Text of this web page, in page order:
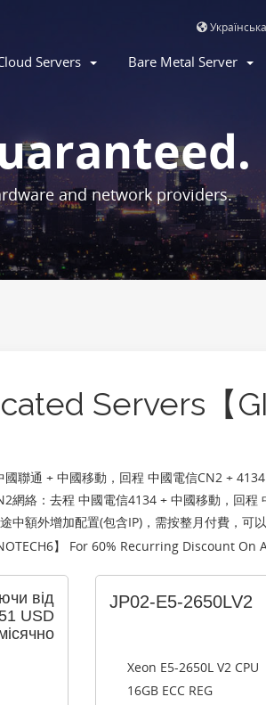
Українська
Servers Bare Metal Server
and network providers.
Servers【
聯通 + 中國移動，回程 中國電信CN2 +
網絡：去程 中國電信4134 + 中國移動，回
中額外增加配置(包含IP)，需按整月付費，可
】 For 60% Recurring Discount On
від
USD
JP02-E5-2650LV2
Xeon E5-2650L V2 CPU
16GB ECC REG